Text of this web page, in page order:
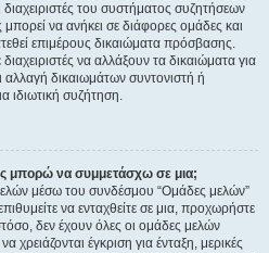
διαχειριστές του συστήματος συζητήσεων
να ανήκει σε διάφορες ομάδες και
επιμέρους δικαιώματα πρόσβασης.
να αλλάξουν τα δικαιώματα για
δικαιωμάτων συντονιστή ή
ιδιωτική συζήτηση.
μπορώ να συμμετάσχω σε μια;
μέσω του συνδέσμου “Ομάδες μελών”
να ενταχθείτε σε μια, προχωρήστε
δεν έχουν όλες οι ομάδες μελών
έγκριση για ένταξη, μερικές